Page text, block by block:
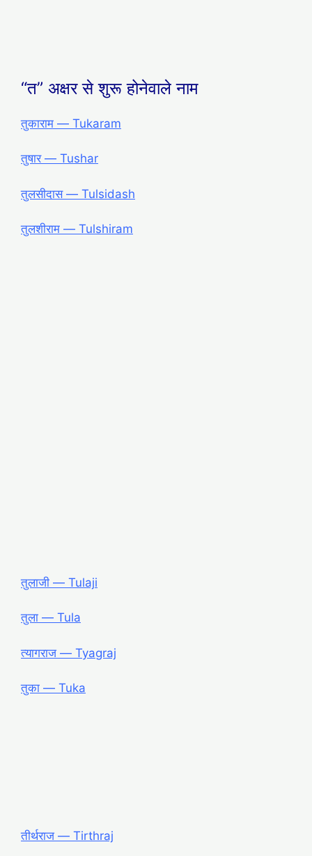
“त” अक्षर से शुरू होनेवाले नाम
तुकाराम ― Tukaram
तुषार ― Tushar
तुलसीदास ― Tulsidash
तुलशीराम ― Tulshiram
तुलाजी ― Tulaji
तुला ― Tula
त्यागराज ― Tyagraj
तुका ― Tuka
तीर्थराज ― Tirthraj